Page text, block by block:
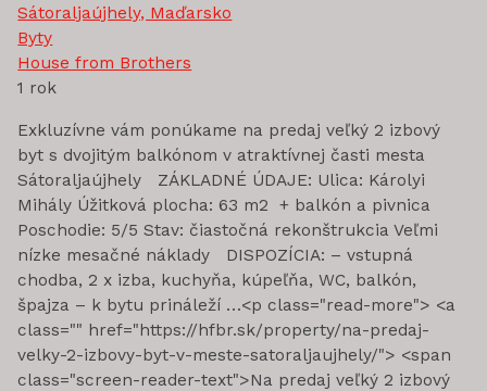
Sátoraljaújhely, Maďarsko
Byty
House from Brothers
1 rok
Exkluzívne vám ponúkame na predaj veľký 2 izbový
byt s dvojitým balkónom v atraktívnej časti mesta
Sátoraljaújhely ZÁKLADNÉ ÚDAJE: Ulica: Károlyi
Mihály Úžitková plocha: 63 m2 + balkón a pivnica
Poschodie: 5/5 Stav: čiastočná rekonštrukcia Veľmi
nízke mesačné náklady DISPOZÍCIA: – vstupná
chodba, 2 x izba, kuchyňa, kúpeľňa, WC, balkón,
špajza – k bytu prináleží …<p class="read-more"> <a
class="" href="https://hfbr.sk/property/na-predaj-
velky-2-izbovy-byt-v-meste-satoraljaujhely/"> <span
class="screen-reader-text">Na predaj veľký 2 izbový